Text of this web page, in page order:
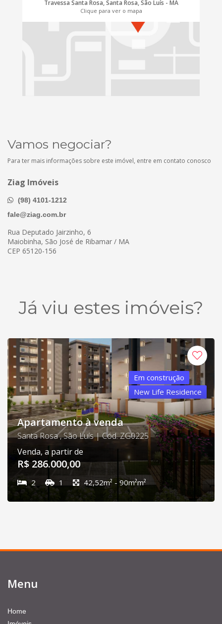
Travessa Santa Rosa, Santa Rosa, São Luís - MA
Clique para ver o mapa
Vamos negociar?
Para ter mais informações sobre este imóvel, entre em contato conosco
Ziag Imóveis
(98) 4101-1212
fale@ziag.com.br
Rua Deputado Jairzinho, 6
Maiobinha, São José de Ribamar / MA
CEP 65120-156
Já viu estes imóveis?
Em construção
New Life Residence
Apartamento à venda
Santa Rosa , São Luís | Cód. ZG0225
Venda, a partir de
R$ 286.000,00
2 1 42,52m² - 90m²m²
Menu
Home